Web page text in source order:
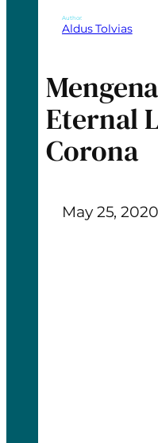
Author:
Aldus Tolvias
Eternal
Corona
May 25, 2020